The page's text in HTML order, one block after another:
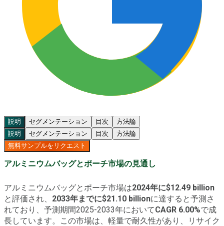
説明 セグメンテーション 目次
方法論
説明
セグメンテーション 目次
方法論
無料サンプルをリクエスト
アルミニウムバッグとポーチ市場の見通し
アルミニウムバッグとポーチ市場は2024年に$12.49 billion
と評価され、 2033年までに$21.10 billionに達すると予測さ
れており、予測期間2025-2033年においてCAGR 6.00%で成
長しています。この市場は、軽量で耐久性があり、リサイク